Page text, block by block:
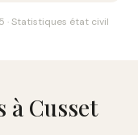
· Statistiques état civil
Cusset